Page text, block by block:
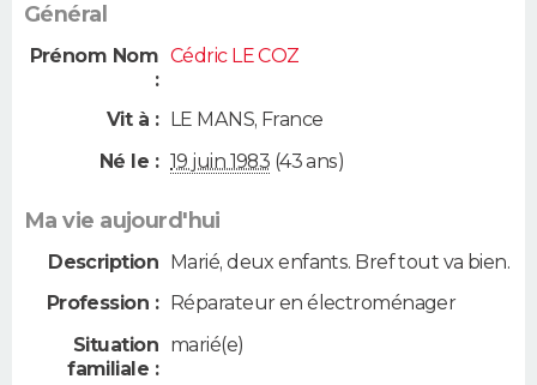
Général
Prénom Nom
:
Cédric LE COZ
Vit à : LE MANS, France
Né le : 19 juin 1983 (43 ans)
Ma vie aujourd'hui
Description Marié, deux enfants. Bref tout va bien.
Profession :
Réparateur en électroménager
Situation
familiale :
marié(e)